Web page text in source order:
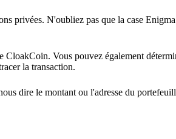
privées. N'oubliez pas que la case
CloakCoin. Vous pouvez également
la transaction.
dire le montant ou l'adresse du